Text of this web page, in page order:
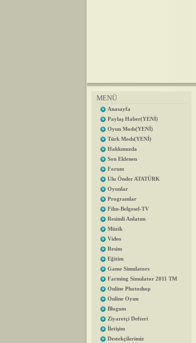
MENÜ
Anasayfa
Paylaş Haber(YENİ)
Oyun Mods(YENİ)
Türk Mods(YENİ)
Hakkımızda
Son Eklenen
Forum
Ulu Önder ATATÜRK
Oyunlar
Programlar
Film-Belgesel-TV
Resimli Anlatım
Müzik
Video
Resim
Eğitim
Game Simulators
Farming Simulator 2011 TM
Online Photoshop
Online Oyun
Blogum
Ziyaretçi Defteri
İletişim
Destekçilerimiz